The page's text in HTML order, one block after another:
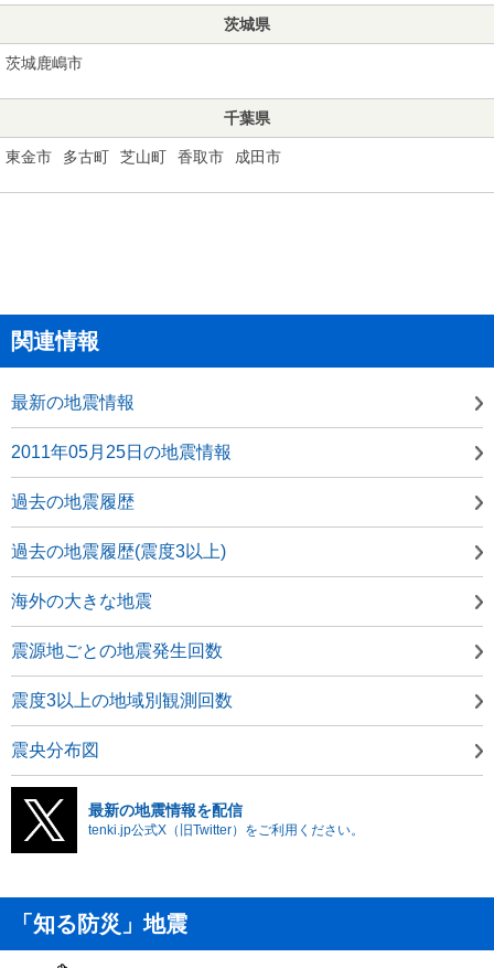
茨城県
茨城鹿嶋市
千葉県
東金市 多古町 芝山町 香取市 成田市
関連情報
最新の地震情報
2011年05月25日の地震情報
過去の地震履歴
過去の地震履歴(震度3以上)
海外の大きな地震
震源地ごとの地震発生回数
震度3以上の地域別観測回数
震央分布図
最新の地震情報を配信
tenki.jp公式X（旧Twitter）をご利用ください。
「知る防災」地震